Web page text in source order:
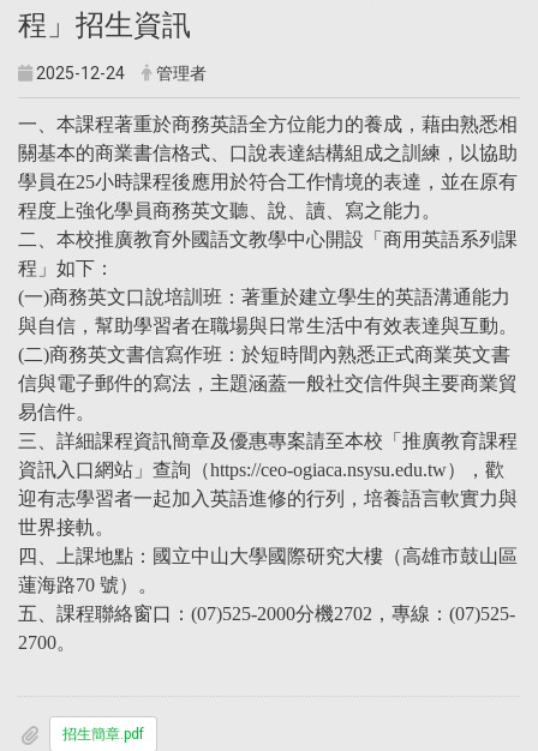
程」招生資訊
2025-12-24 管理者
一、本課程著重於商務英語全方位能力的養成，藉由熟悉相
關基本的商業書信格式、口說表達結構組成之訓練，以協助
學員在25小時課程後應用於符合工作情境的表達，並在原有
程度上強化學員商務英文聽、說、讀、寫之能力。
二、本校推廣教育外國語文教學中心開設「商用英語系列課
程」如下：
(一)商務英文口說培訓班：著重於建立學生的英語溝通能力
與自信，幫助學習者在職場與日常生活中有效表達與互動。
(二)商務英文書信寫作班：於短時間內熟悉正式商業英文書
信與電子郵件的寫法，主題涵蓋一般社交信件與主要商業貿
易信件。
三、詳細課程資訊簡章及優惠專案請至本校「推廣教育課程
資訊入口網站」查詢（https://ceo-ogiaca.nsysu.edu.tw），歡
迎有志學習者一起加入英語進修的行列，培養語言軟實力與
世界接軌。
四、上課地點：國立中山大學國際研究大樓（高雄市鼓山區
蓮海路70 號）。
五、課程聯絡窗口：(07)525-2000分機2702，專線：(07)525-
2700。
招生簡章.pdf